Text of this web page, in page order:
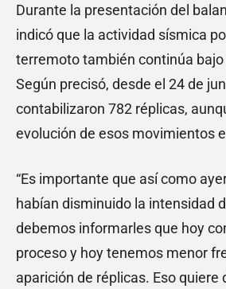
Durante la presentación del
indicó que la actividad sísmica
terremoto también continúa
Según precisó, desde el 24 de
contabilizaron 782 réplicas,
evolución de esos movimientos
“Es importante que así como
habían disminuido la intensidad
debemos informarles que hoy
proceso y hoy tenemos menor
aparición de réplicas. Eso quiere